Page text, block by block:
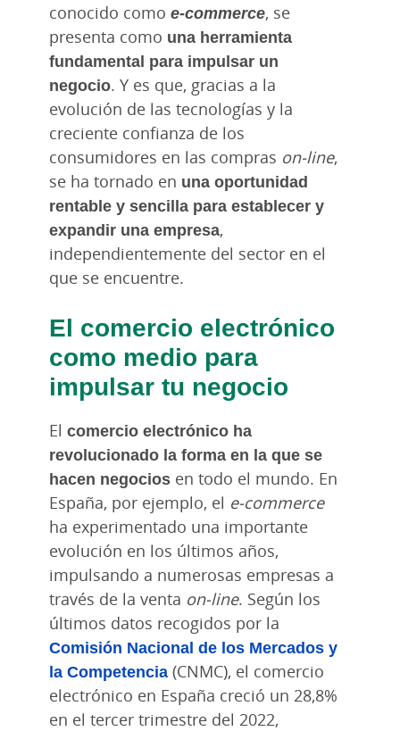
conocido como e-commerce, se
presenta como una herramienta
fundamental para impulsar un
negocio. Y es que, gracias a la
evolución de las tecnologías y la
creciente confianza de los
consumidores en las compras on-line,
se ha tornado en una oportunidad
rentable y sencilla para establecer y
expandir una empresa,
independientemente del sector en el
que se encuentre.
El comercio electrónico
como medio para
impulsar tu negocio
El comercio electrónico ha
revolucionado la forma en la que se
hacen negocios en todo el mundo. En
España, por ejemplo, el e-commerce
ha experimentado una importante
evolución en los últimos años,
impulsando a numerosas empresas a
través de la venta on-line. Según los
últimos datos recogidos por la
Comisión Nacional de los Mercados y
la Competencia (CNMC), el comercio
electrónico en España creció un 28,8%
en el tercer trimestre del 2022,